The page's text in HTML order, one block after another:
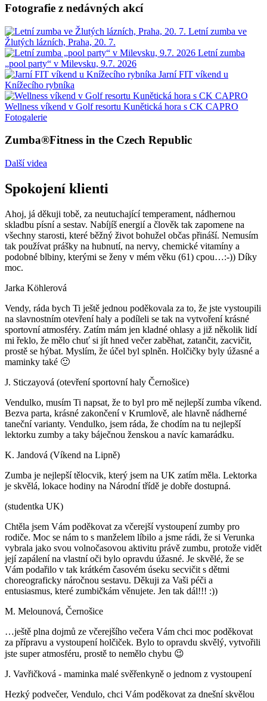
Fotografie z nedávných akcí
Letní zumba ve
Žlutých lázních, Praha, 20. 7.
Letní zumba
„pool party“ v Milevsku, 9.7. 2026
Jarní FIT víkend u
Knížecího rybníka
Wellness víkend v Golf resortu Kunětická hora s CK CAPRO
Fotogalerie
Zumba®Fitness in the Czech Republic
Další videa
Spokojení klienti
Ahoj, já děkuji tobě, za neutuchající temperament, nádhernou
skladbu písní a sestav. Nabíjíš energií a člověk tak zapomene na
všechny starosti, které běžný život bohužel občas přináší. Nemusím
tak používat prášky na hubnutí, na nervy, chemické vitamíny a
podobné blbiny, kterými se ženy v mém věku (61) cpou…:-)) Díky
moc.
Jarka Köhlerová
Vendy, ráda bych Ti ještě jednou poděkovala za to, že jste vystoupili
na slavnostním otevření haly a podíleli se tak na vytvoření krásné
sportovní atmosféry. Zatím mám jen kladné ohlasy a již několik lidí
mi řeklo, že mělo chuť si jít hned večer zaběhat, zatančit, zacvičit,
prostě se hýbat. Myslím, že účel byl splněn. Holčičky byly úžasné a
maminky také 🙂
J. Sticzayová (otevření sportovní haly Černošice)
Vendulko, musím Ti napsat, že to byl pro mě nejlepší zumba víkend.
Bezva parta, krásné zakončení v Krumlově, ale hlavně nádherné
taneční varianty. Vendulko, jsem ráda, že chodím na tu nejlepší
lektorku zumby a taky báječnou ženskou a navíc kamarádku.
K. Jandová (Víkend na Lipně)
Zumba je nejlepší tělocvik, který jsem na UK zatím měla. Lektorka
je skvělá, lokace hodiny na Národní třídě je dobře dostupná.
(studentka UK)
Chtěla jsem Vám poděkovat za včerejší vystoupení zumby pro
rodiče. Moc se nám to s manželem líbilo a jsme rádi, že si Verunka
vybrala jako svou volnočasovou aktivitu právě zumbu, protože vidět
její zapálení na vlastní oči bylo opravdu úžasné. Je skvělé, že se
Vám podařilo v tak krátkém časovém úseku secvičit s dětmi
choreograficky náročnou sestavu. Děkuji za Vaši péči a
entusiasmus, které zumbičkám věnujete. Jen tak dál!!! :))
M. Melounová, Černošice
…ještě plna dojmů ze včerejšího večera Vám chci moc poděkovat
za přípravu a vystoupení holčiček. Bylo to opravdu skvělý, vytvořili
jste super atmosféru, prostě to nemělo chybu 😉
J. Vavřičková - maminka malé svěřenkyně o jednom z vystoupení
Hezký podvečer, Vendulo, chci Vám poděkovat za dnešní skvělou